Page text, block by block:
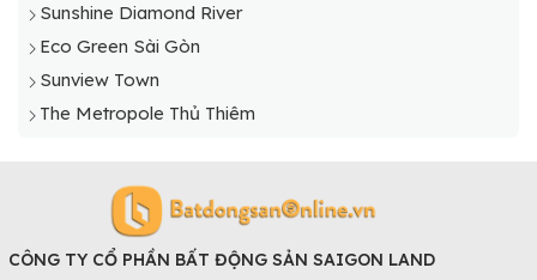
Sunshine Diamond River
Eco Green Sài Gòn
Sunview Town
The Metropole Thủ Thiêm
CÔNG TY CỔ PHẦN BẤT ĐỘNG SẢN SAIGON LAND